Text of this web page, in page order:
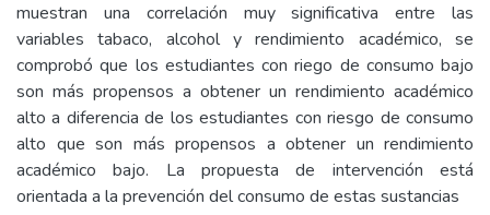
muestran una correlación muy significativa entre las
variables tabaco, alcohol y rendimiento académico, se
comprobó que los estudiantes con riego de consumo bajo
son más propensos a obtener un rendimiento académico
alto a diferencia de los estudiantes con riesgo de consumo
alto que son más propensos a obtener un rendimiento
académico bajo. La propuesta de intervención está
orientada a la prevención del consumo de estas sustancias